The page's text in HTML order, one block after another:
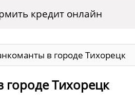
кредит онлайн
в городе Тихорецк
городе Тихорецк